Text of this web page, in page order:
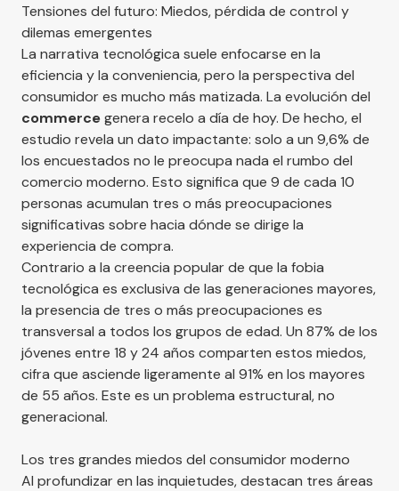
Tensiones del futuro: Miedos, pérdida de control y
dilemas emergentes
La narrativa tecnológica suele enfocarse en la
eficiencia y la conveniencia, pero la perspectiva del
consumidor es mucho más matizada. La evolución del
commercegenera recelo a día de hoy. De hecho, el
estudio revela un dato impactante: solo a un 9,6% de
los encuestados no le preocupa nada el rumbo del
comercio moderno. Esto significa que 9 de cada 10
personas acumulan tres o más preocupaciones
significativas sobre hacia dónde se dirige la
experiencia de compra.
Contrario a la creencia popular de que la fobia
tecnológica es exclusiva de las generaciones mayores,
la presencia de tres o más preocupaciones es
transversal a todos los grupos de edad. Un 87% de los
jóvenes entre 18 y 24 años comparten estos miedos,
cifra que asciende ligeramente al 91% en los mayores
de 55 años. Este es un problema estructural, no
generacional.
Los tres grandes miedos del consumidor moderno
Al profundizar en las inquietudes, destacan tres áreas